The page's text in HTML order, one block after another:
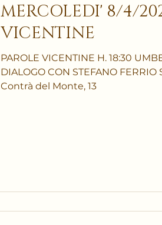
MERCOLEDI' 8/4/
VICENTINE
PAROLE VICENTINE H. 18:30
DIALOGO CON STEFANO FERRIO
Contrà del Monte, 13